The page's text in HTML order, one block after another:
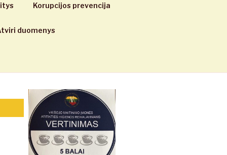
Korupcijos prevencija
duomenys